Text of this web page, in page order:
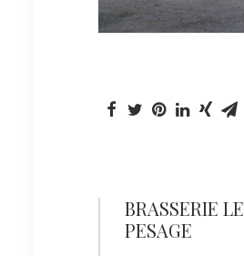
BRASSERIE LE
PESAGE